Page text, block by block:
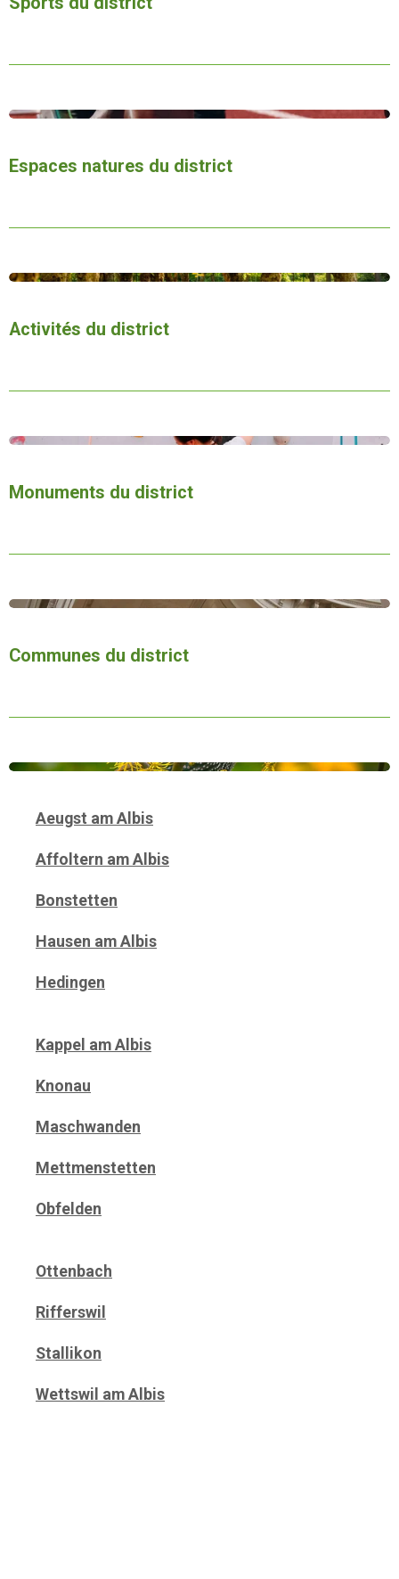
Espaces natures du district
Activités du district
Monuments du district
Communes du district
Aeugst am Albis
Affoltern am Albis
Bonstetten
Hausen am Albis
Hedingen
Kappel am Albis
Knonau
Maschwanden
Mettmenstetten
Obfelden
Ottenbach
Rifferswil
Stallikon
Wettswil am Albis